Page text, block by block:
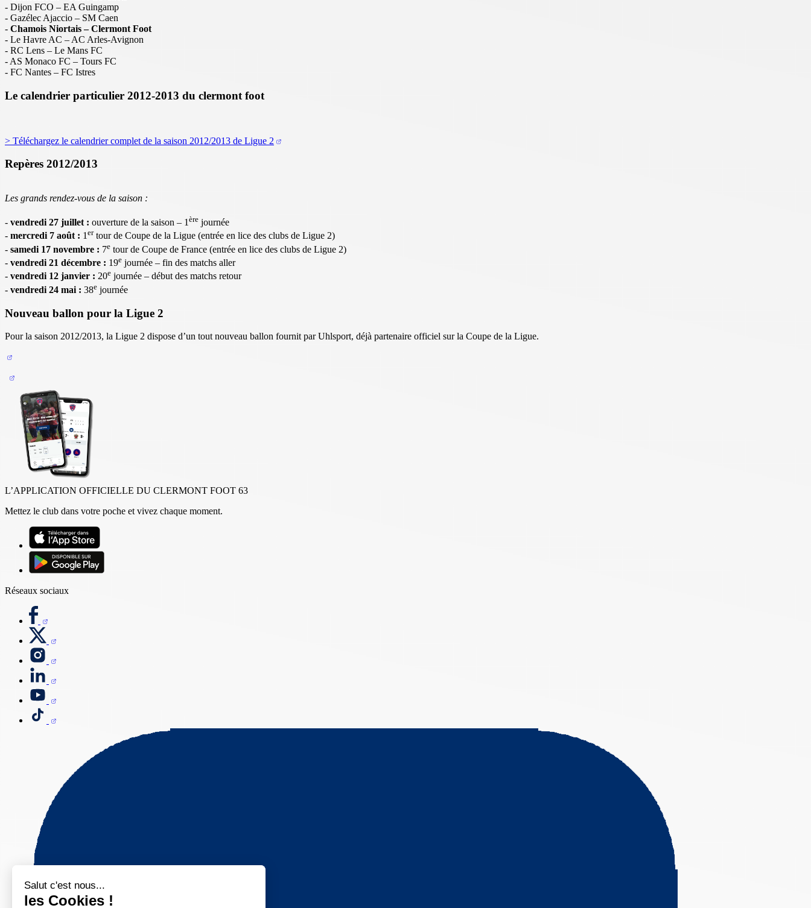
Salut c'est nous...
les Cookies !
- Dijon FCO – EA Guingamp
- Gazélec Ajaccio – SM Caen
- Chamois Niortais – Clermont Foot
- Le Havre AC – AC Arles-Avignon
- RC Lens – Le Mans FC
- AS Monaco FC – Tours FC
- FC Nantes – FC Istres
Le calendrier particulier 2012-2013 du clermont foot
> Téléchargez le calendrier complet de la saison 2012/2013 de Ligue 2
Repères 2012/2013
Les grands rendez-vous de la saison :
- vendredi 27 juillet : ouverture de la saison – 1ère journée
- mercredi 7 août : 1ertour de Coupe de la Ligue (entrée en lice des clubs de Ligue 2)
- samedi 17 novembre : 7e tour de Coupe de France (entrée en lice des clubs de Ligue 2)
- vendredi 21 décembre : 19e journée – fin des matchs aller
- vendredi 12 janvier : 20e journée – début des matchs retour
- vendredi 24 mai : 38e journée
Nouveau ballon pour la Ligue 2
Pour la saison 2012/2013, la Ligue 2 dispose d’un tout nouveau ballon fournit par Uhlsport, déjà partenaire officiel sur la Coupe de la Ligue.
L’APPLICATION OFFICIELLE DU CLERMONT FOOT 63
Mettez le club dans votre poche et vivez chaque moment.
Réseaux sociaux